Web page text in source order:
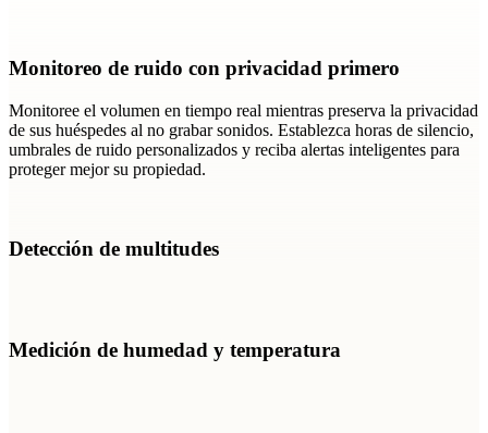
Monitoreo de ruido con privacidad primero
Monitoree el volumen en tiempo real mientras preserva la privacidad
de sus huéspedes al no grabar sonidos. Establezca horas de silencio,
umbrales de ruido personalizados y reciba alertas inteligentes para
proteger mejor su propiedad.
Detección de multitudes
Medición de humedad y temperatura